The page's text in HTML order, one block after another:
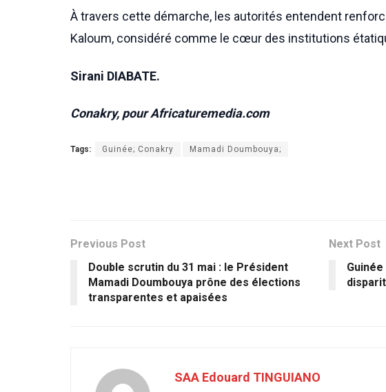
À travers cette démarche, les autorités entendent
Kaloum, considéré comme le cœur des institutions
Sirani DIABATE.
Conakry, pour Africaturemedia.com
Tags: Guinée; Conakry Mamadi Doumbouya;
Previous Post
Double scrutin du 31 mai : le Président
Mamadi Doumbouya prône des élections
transparentes et apaisées
Next Post
SAA Edouard TINGUIANO